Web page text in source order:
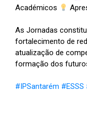
Académicos
As Jornadas
fortalecimento de
atualização de
formação dos
#IPSantarém #ESSS